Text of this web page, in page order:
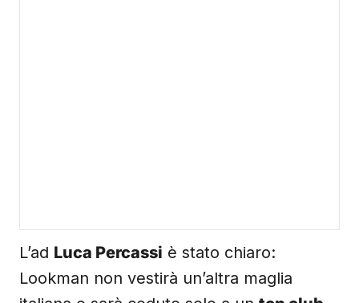
L’ad Luca Percassi è stato chiaro:
Lookman non vestirà un’altra maglia